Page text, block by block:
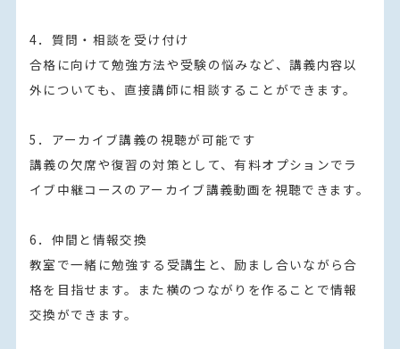
4．質問・相談を受け付け
合格に向けて勉強方法や受験の悩みなど、講義内容以
外についても、直接講師に相談することができます。
5．アーカイブ講義の視聴が可能です
講義の欠席や復習の対策として、有料オプションでラ
イブ中継コースのアーカイブ講義動画を視聴できます。
6．仲間と情報交換
教室で一緒に勉強する受講生と、励まし合いながら合
格を目指せます。また横のつながりを作ることで情報
交換ができます。